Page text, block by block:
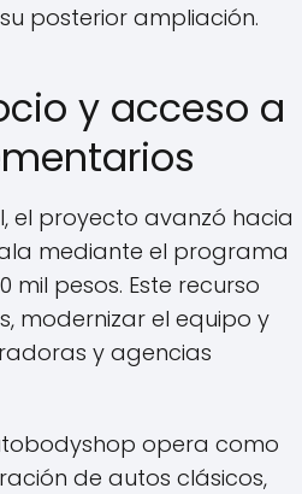
posterior ampliación.
y acceso a
el proyecto avanzó hacia
mediante el programa
mil pesos. Este recurso
modernizar el equipo y
y agencias
opera como
de autos clásicos,